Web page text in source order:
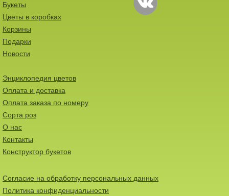
Букеты
Цветы в коробках
Корзины
Подарки
Новости
Энциклопедия цветов
Оплата и доставка
Оплата заказа по номеру
Сорта роз
О нас
Контакты
Конструктор букетов
Согласие на обработку персональных данных
Политика конфиденциальности